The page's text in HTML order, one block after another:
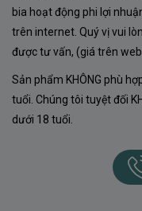
bia hoạt động phi lợi
trên internet. Quý vị vui
được tư vấn, (giá trên
Sản phẩm KHÔNG phù
tuổi. Chúng tôi tuyệt đối
dưới 18 tuổi.